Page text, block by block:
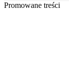
Promowane treści